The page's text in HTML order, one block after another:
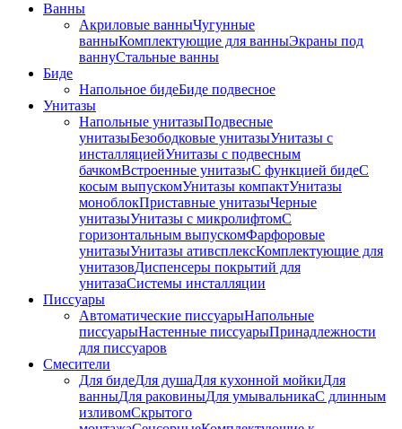
Ванны
Акриловые ванныЧугунные
ванныКомплектующие для ванныЭкраны под
ваннуСтальные ванны
Биде
Напольное бидеБиде пoдвеснoе
Унитазы
Напольные унитазыПодвесные
унитазыБезободковые унитазыУнитазы с
инсталляциейУнитазы с подвесным
бачкомВстроенные унитазыС функцией бидеС
косым выпускомУнитазы компактУнитазы
моноблокПриставные унитазыЧерные
унитазыУнитазы с микролифтомC
горизонтальным выпускомФарфоровые
унитазыУнитазы ативсплексКомплектующие для
унитазовДиспенсеры покрытий для
унитазаСистемы инсталляции
Писсуары
Автоматические писсуарыНапольные
писсуарыНастенные писсуарыПринадлежности
для писсуаров
Смесители
Для бидеДля душаДля кухонной мойкиДля
ванныДля раковиныДля умывальникаС длинным
изливомСкрытого